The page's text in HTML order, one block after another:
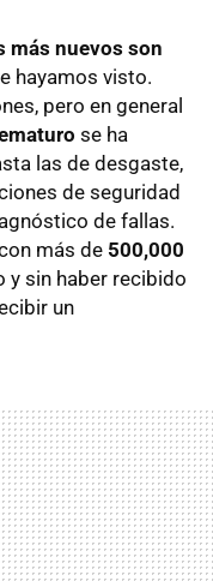
más nuevos son
hayamos visto.
pero en general
se ha
las de desgaste,
de seguridad
de fallas.
más de 500,000
y sin haber recibido
un